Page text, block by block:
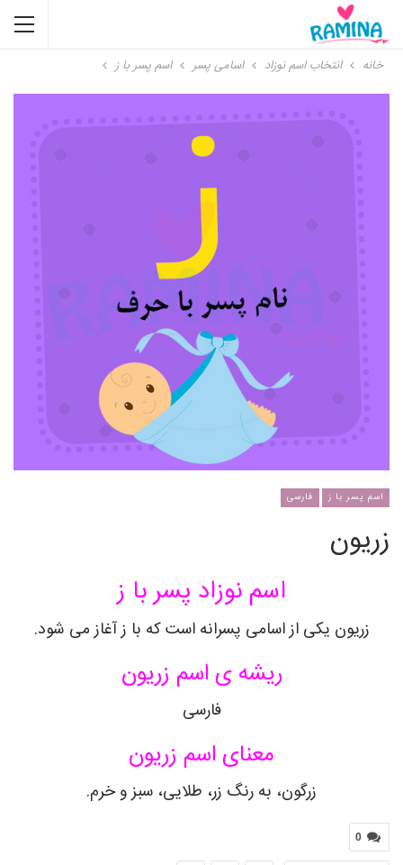
خانه انتخاب اسم نوزاد اسامی پسر اسم پسر با ز
اسم پسر با ز فارسی
زریون
اسم نوزاد پسر با ز
زریون یکی از اسامی پسرانه است که با ز آغاز می شود.
ریشه ی اسم زریون
فارسی
معنای اسم زریون
زرگون، به رنگ زر، طلایی، سبز و خرم.
0